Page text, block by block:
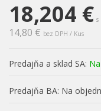
18,204 € s
14,80 € bez DPH / Kus
Predajňa a sklad SA:
Predajňa BA: Na